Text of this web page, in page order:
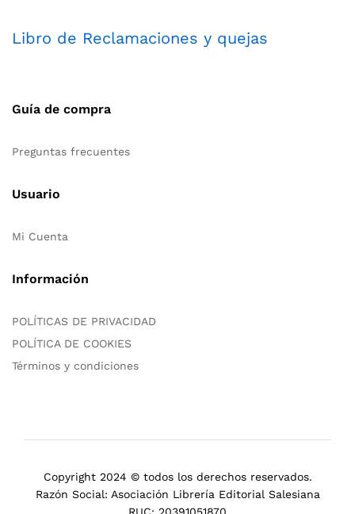
Libro de Reclamaciones y quejas
Guía de compra
Preguntas frecuentes
Usuario
Mi Cuenta
Información
POLÍTICAS DE PRIVACIDAD
POLÍTICA DE COOKIES
Términos y condiciones
Copyright 2024 © todos los derechos reservados.
Razón Social: Asociación Librería Editorial Salesiana
RUC: 20391051870